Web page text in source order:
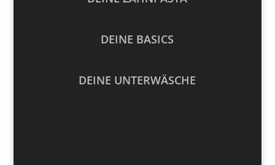
DEINE BASICS
DEINE UNTERWÄSCHE